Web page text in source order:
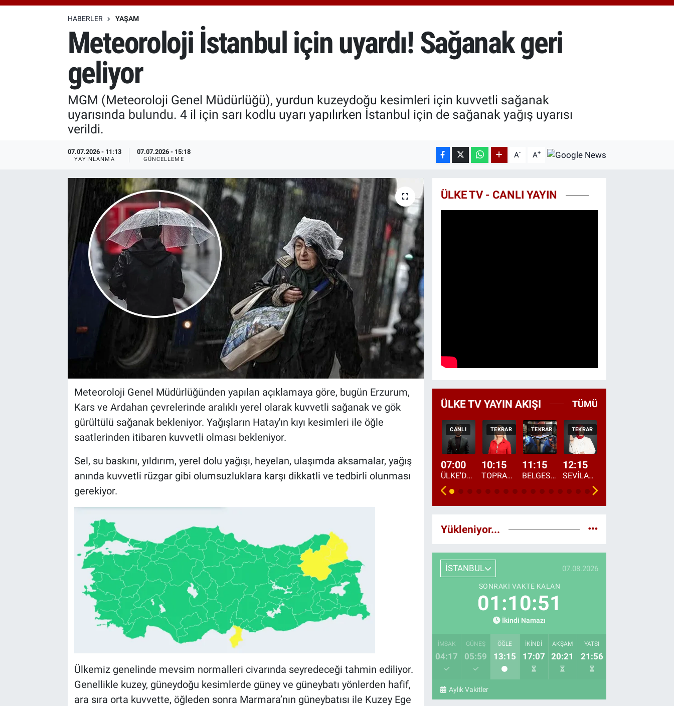
BITCOIN
64.360,53
%-0.76
HABERLER YAŞAM
Meteoroloji İstanbul için uyardı! Sağanak geri
geliyor
MGM (Meteoroloji Genel Müdürlüğü), yurdun kuzeydoğu kesimleri için kuvvetli sağanak
uyarısında bulundu. 4 il için sarı kodlu uyarı yapılırken İstanbul için de sağanak yağış uyarısı
verildi.
07.07.2026 - 11:13
YAYINLANMA
07.07.2026 - 15:18
GÜNCELLEME A- A+
Meteoroloji Genel Müdürlüğünden yapılan açıklamaya göre, bugün Erzurum,
Kars ve Ardahan çevrelerinde aralıklı yerel olarak kuvvetli sağanak ve gök
gürültülü sağanak bekleniyor. Yağışların Hatay'ın kıyı kesimleri ile öğle
saatlerinden itibaren kuvvetli olması bekleniyor.
Sel, su baskını, yıldırım, yerel dolu yağışı, heyelan, ulaşımda aksamalar, yağış
anında kuvvetli rüzgar gibi olumsuzluklara karşı dikkatli ve tedbirli olunması
gerekiyor.
Ülkemiz genelinde mevsim normalleri civarında seyredeceği tahmin ediliyor.
Genellikle kuzey, güneydoğu kesimlerde güney ve güneybatı yönlerden hafif,
ara sıra orta kuvvette, öğleden sonra Marmara’nın güneybatısı ile Kuzey Ege
ÜLKE TV - CANLI YAYIN
ÜLKE TV YAYIN AKIŞI TÜMÜ
CANLI
07:00
ÜLKE'DE BU SABAH
TEKRAR
10:15
TOPRAKTAN SOFRAYA
TEKRAR
11:15
BELGESEL: "ÜLKE'NİN ALIN TERİ"
TEKRAR
12:15
SEVİLAY SUNGUR İLE ELİMİN BEREKETİ
Yükleniyor...
İSTANBUL 07.08.2026
SONRAKI VAKTE KALAN
01:10:50
İkindi Namazı
İMSAK
04:17
GÜNEŞ
05:59
ÖĞLE
13:15
İKINDI
17:07
AKŞAM
20:21
YATSI
21:56
Aylık Vakitler
Özel Haberler
Özel Haberler
Erişim Bilgileri
Haber Arşivi